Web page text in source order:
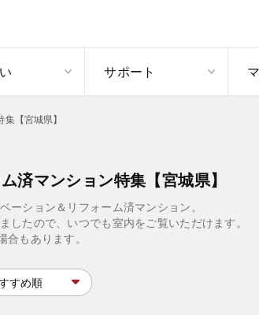
サポート
【宮城県】
済マンション特集【宮城県】
ーション＆リフォーム済マンション。
したので、いつでも室内をご覧いただけます。
もあります。